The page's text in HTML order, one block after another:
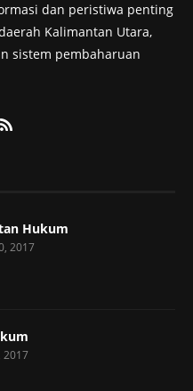
dan peristiwa penting
Kalimantan Utara,
sistem pembaharuan
Hukum
2017
2017